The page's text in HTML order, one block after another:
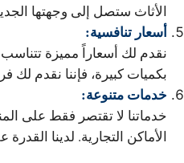
الأثاث ستصل إلى وجهتها
أسعار تنافسية:
نقدم لك أسعاراً مميزة
بكميات كبيرة، فإننا نقدم لك
خدمات متنوعة:
خدماتنا لا تقتصر فقط على
الأماكن التجارية. لدينا